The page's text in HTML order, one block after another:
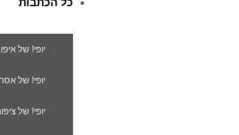
כל הכתבות
יופי! של
יופי! של
יופי! של